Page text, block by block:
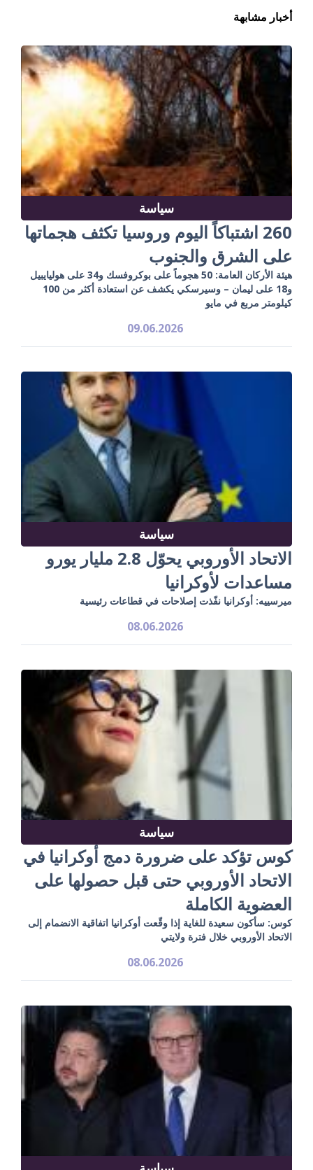
أخبار مشابهة
سياسة
260 اشتباكاً اليوم وروسيا تكثف هجماتها
على الشرق والجنوب
هيئة الأركان العامة: 50 هجوماً على بوكروفسك و34 على هوليايبيل
و18 على ليمان – وسيرسكي يكشف عن استعادة أكثر من 100
كيلومتر مربع في مايو
09.06.2026
سياسة
الاتحاد الأوروبي يحوّل 2.8 مليار يورو
مساعدات لأوكرانيا
ميرسييه: أوكرانيا نفّذت إصلاحات في قطاعات رئيسية
08.06.2026
سياسة
كوس تؤكد على ضرورة دمج أوكرانيا في
الاتحاد الأوروبي حتى قبل حصولها على
العضوية الكاملة
كوس: سأكون سعيدة للغاية إذا وقّعت أوكرانيا اتفاقية الانضمام إلى
الاتحاد الأوروبي خلال فترة ولايتي
08.06.2026